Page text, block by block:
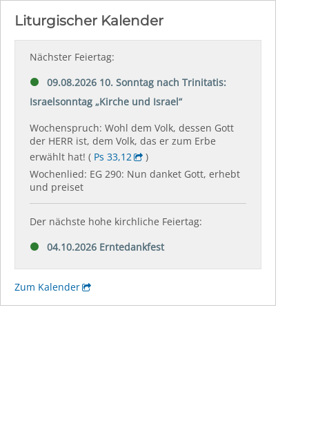
Liturgischer Kalender
Nächster Feiertag:
09.08.2026 10. Sonntag nach Trinitatis:
Israelsonntag „Kirche und Israel“
Wochenspruch: Wohl dem Volk, dessen Gott
der HERR ist, dem Volk, das er zum Erbe
erwählt hat! ( Ps 33,12
)
Wochenlied: EG 290: Nun danket Gott, erhebt
und preiset
Der nächste hohe kirchliche Feiertag:
04.10.2026 Erntedankfest
Zum Kalender